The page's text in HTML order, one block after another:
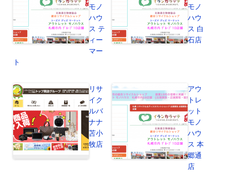
モノ
ハウ
ス テ
ィー
マー
ト
モノ
ハウ
ス 白
石店
リサ
イク
ルバ
ナナ
苫小
牧店
アウ
トレ
ット
モノ
ハウ
ス 本
郷通
店